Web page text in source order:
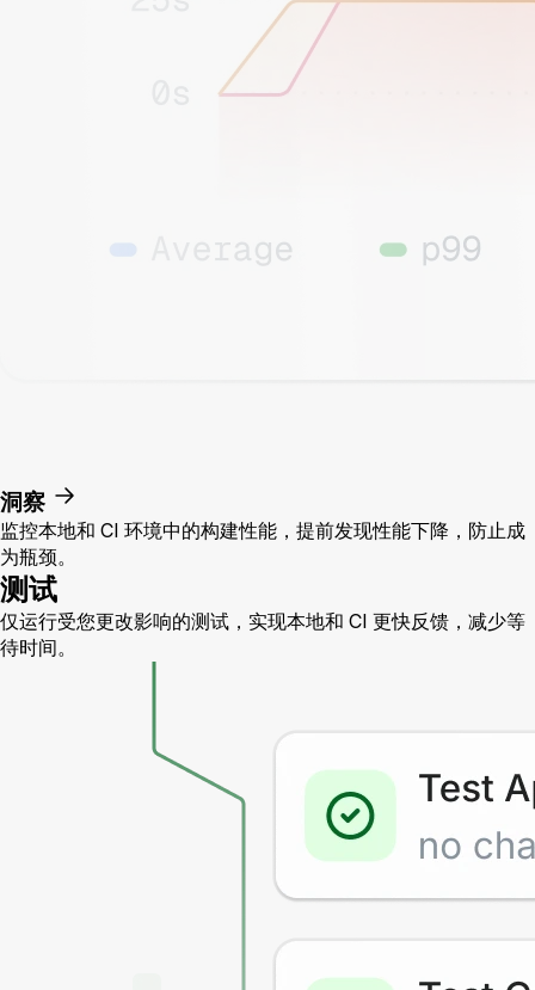
洞察
监控本地和 CI 环境中的构建性能，提前发现性能下降，防止成
为瓶颈。
测试
仅运行受您更改影响的测试，实现本地和 CI 更快反馈，减少等
待时间。